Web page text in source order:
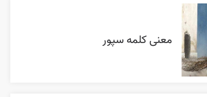
معنی کلمه سپور